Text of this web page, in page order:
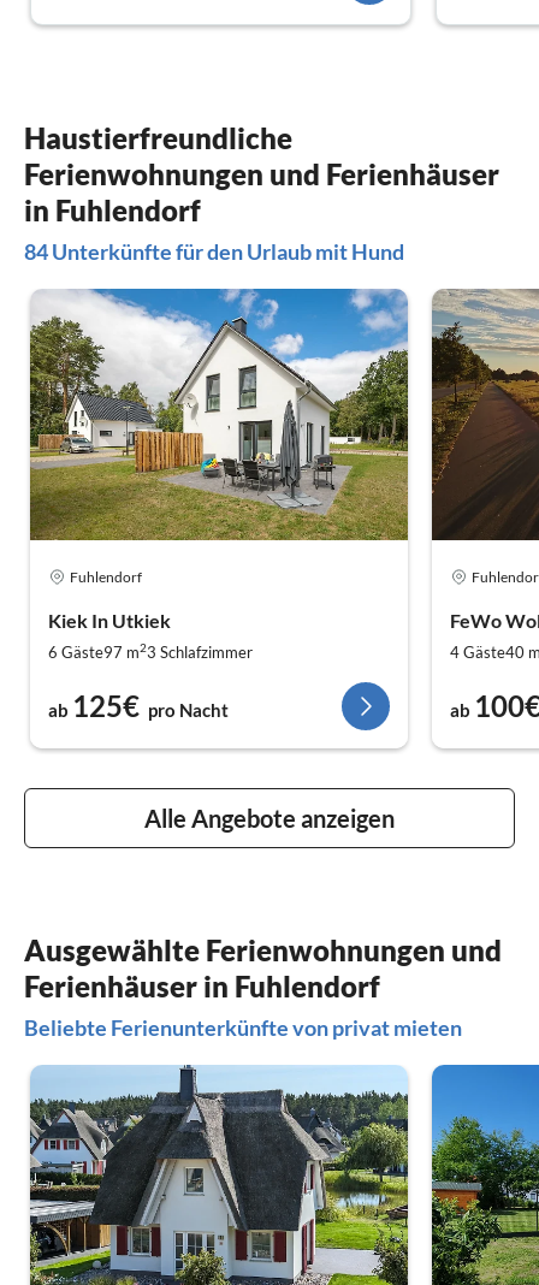
persönlich noch eine Ablagemöglichkeit oder
Aufenthalt – wir kommen gerne wieder! ?
Die Vermieter waren sehr freundlich und
standen für Fragen immer zur Verfügung!
genau
Haustierfreundliche
Ferienwohnungen und Ferienhäuser
in Fuhlendorf
84 Unterkünfte für den Urlaub mit Hund
Fuhlendorf
Kiek In Utkiek
6 Gäste97 m23 Schlafzimmer
ab 125€ pro Nacht
FeWo
4 Gäste40
ab
Alle Angebote anzeigen
Ausgewählte Ferienwohnungen und
Ferienhäuser in Fuhlendorf
Beliebte Ferienunterkünfte von privat mieten